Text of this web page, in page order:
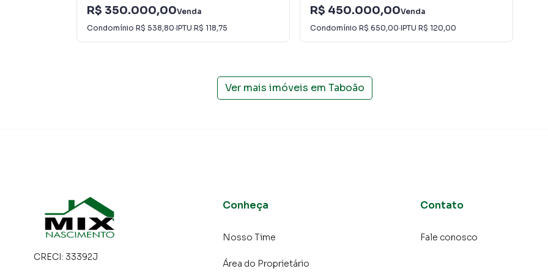
Na Mix Nascimento você consegue vender ou alugar seu imóvel muito mais rápido do que em
imobiliárias tradicionais. Já vendemos e locamos diversos imóveis em São Bernardo do Campo,
interessados e tendo como consequência uma maior chance de vender ou alugar seu imóvel mais
rápido. Contamos também com um time de programadores, corretores treinados e uma central de
R$ 350.000,00Venda
Condomínio R$ 538,80·IPTU R$ 118,75
R$ 450.000,00Venda
Condomínio R$ 650,00·IPTU R$ 120,00
Ver mais imóveis em Taboão
CRECI: 33392J
Conheça
Nosso Time
Área do Proprietário
Contato
Fale conosco